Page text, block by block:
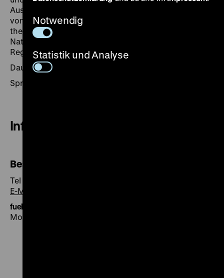
Auswirkungen auf Lebensräume eingeordnet. Der Blick
von Gesellschaften auf die Natur wird ebenso
thematisiert wie die Schutzmaßnahmen und die
Naturideologien in den jeweiligen politischen
Regierungssystemen.
Dauer: 75 Minuten
Sprachen: Deutsch, weitere Sprachen auf Anfrage
Informationen und Buchung
Besucherservice
Tel +49 30 20304-750
E-Mail
fuehrung@dhm.de
Montag bis Freitag 9-16 Uhr
Notwendig
Statistik und Analyse